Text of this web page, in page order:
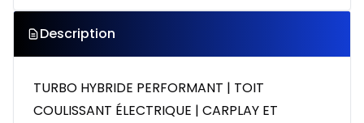
Description
TURBO HYBRIDE PERFORMANT | TOIT
COULISSANT ÉLECTRIQUE | CARPLAY ET